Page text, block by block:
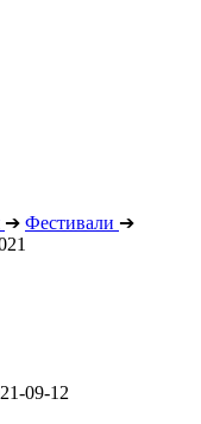
➔ Фестивали ➔
09-12